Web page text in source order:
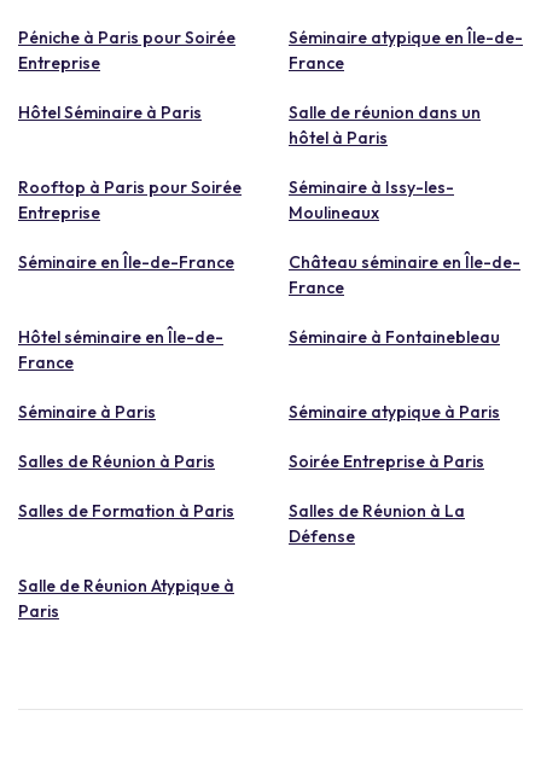
Péniche à Paris pour Soirée
Entreprise
Séminaire atypique en Île-de-
France
Hôtel Séminaire à Paris
Salle de réunion dans un
hôtel à Paris
Rooftop à Paris pour Soirée
Entreprise
Séminaire à Issy-les-
Moulineaux
Séminaire en Île-de-France
Château séminaire en Île-de-
France
Hôtel séminaire en Île-de-
France
Séminaire à Fontainebleau
Séminaire à Paris Séminaire atypique à Paris
Salles de Réunion à Paris Soirée Entreprise à Paris
Salles de Formation à Paris
Salles de Réunion à La
Défense
Salle de Réunion Atypique à
Paris